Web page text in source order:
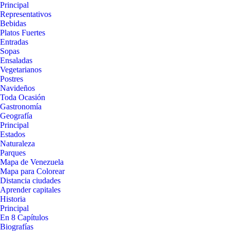
Principal
Representativos
Bebidas
Platos Fuertes
Entradas
Sopas
Ensaladas
Vegetarianos
Postres
Navideños
Toda Ocasión
Gastronomía
Geografía
Principal
Estados
Naturaleza
Parques
Mapa de Venezuela
Mapa para Colorear
Distancia ciudades
Aprender capitales
Historia
Principal
En 8 Capítulos
Biografías